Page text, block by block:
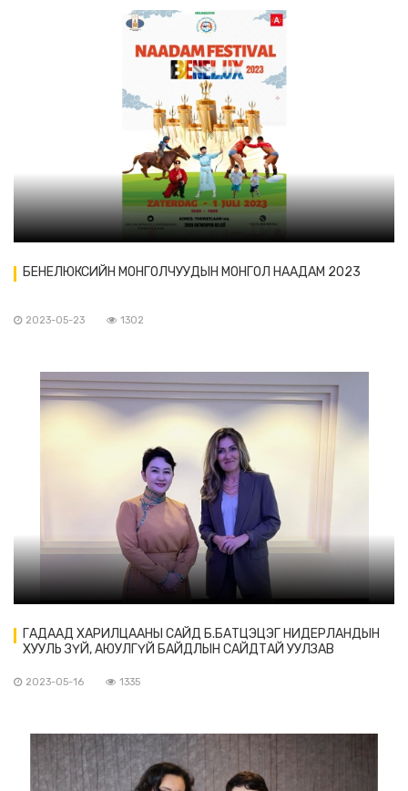
БЕНЕЛЮКСИЙН МОНГОЛЧУУДЫН МОНГОЛ НААДАМ 2023
2023-05-23 1302
ГАДААД ХАРИЛЦААНЫ САЙД Б.БАТЦЭЦЭГ НИДЕРЛАНДЫН
ХУУЛЬ ЗҮЙ, АЮУЛГҮЙ БАЙДЛЫН САЙДТАЙ УУЛЗАВ
2023-05-16 1335